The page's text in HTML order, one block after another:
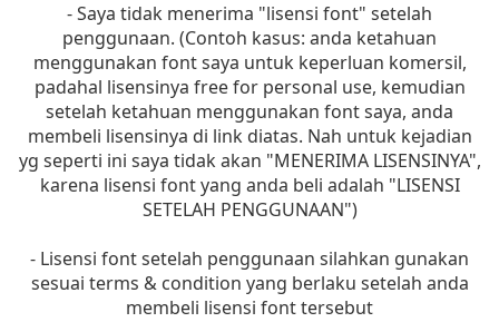
- Saya tidak menerima "lisensi font" setelah
penggunaan. (Contoh kasus: anda ketahuan
menggunakan font saya untuk keperluan komersil,
padahal lisensinya free for personal use, kemudian
setelah ketahuan menggunakan font saya, anda
membeli lisensinya di link diatas. Nah untuk kejadian
yg seperti ini saya tidak akan "MENERIMA LISENSINYA",
karena lisensi font yang anda beli adalah "LISENSI
SETELAH PENGGUNAAN")
- Lisensi font setelah penggunaan silahkan gunakan
sesuai terms & condition yang berlaku setelah anda
membeli lisensi font tersebut